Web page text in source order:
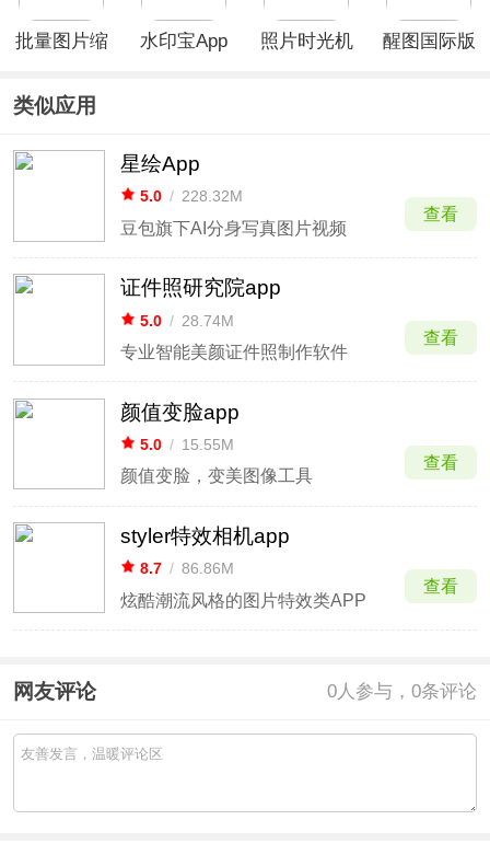
批量图片缩
水印宝App
照片时光机
醒图国际版
类似应用
星绘App
5.0 / 228.32M
豆包旗下AI分身写真图片视频
查看
证件照研究院app
5.0 / 28.74M
专业智能美颜证件照制作软件
查看
颜值变脸app
5.0 / 15.55M
颜值变脸，变美图像工具
查看
styler特效相机app
8.7 / 86.86M
炫酷潮流风格的图片特效类APP
查看
网友评论 0 人参与，0条评论